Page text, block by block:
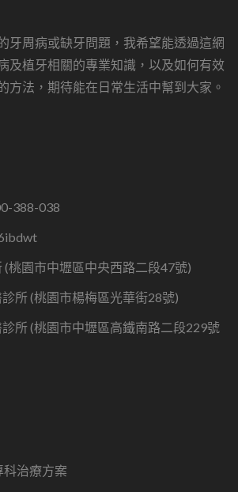
牙周病或缺牙問題，我希望能透過這網
及植牙相關的專業知識，以及如何有效
方法，期待能在日常生活中幫到大家。
388-038
(桃園市中壢區中央西路二段47號)
所 (桃園市楊梅區光華街28號)
所 (桃園市中壢區高鐵南路二段229號
科治療方案